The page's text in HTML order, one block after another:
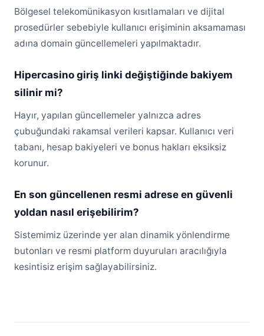
Bölgesel telekomünikasyon kısıtlamaları ve dijital
prosedürler sebebiyle kullanıcı erişiminin aksamaması
adına domain güncellemeleri yapılmaktadır.
Hipercasino giriş linki değiştiğinde bakiyem
silinir mi?
Hayır, yapılan güncellemeler yalnızca adres
çubuğundaki rakamsal verileri kapsar. Kullanıcı veri
tabanı, hesap bakiyeleri ve bonus hakları eksiksiz
korunur.
En son güncellenen resmi adrese en güvenli
yoldan nasıl erişebilirim?
Sistemimiz üzerinde yer alan dinamik yönlendirme
butonları ve resmi platform duyuruları aracılığıyla
kesintisiz erişim sağlayabilirsiniz.